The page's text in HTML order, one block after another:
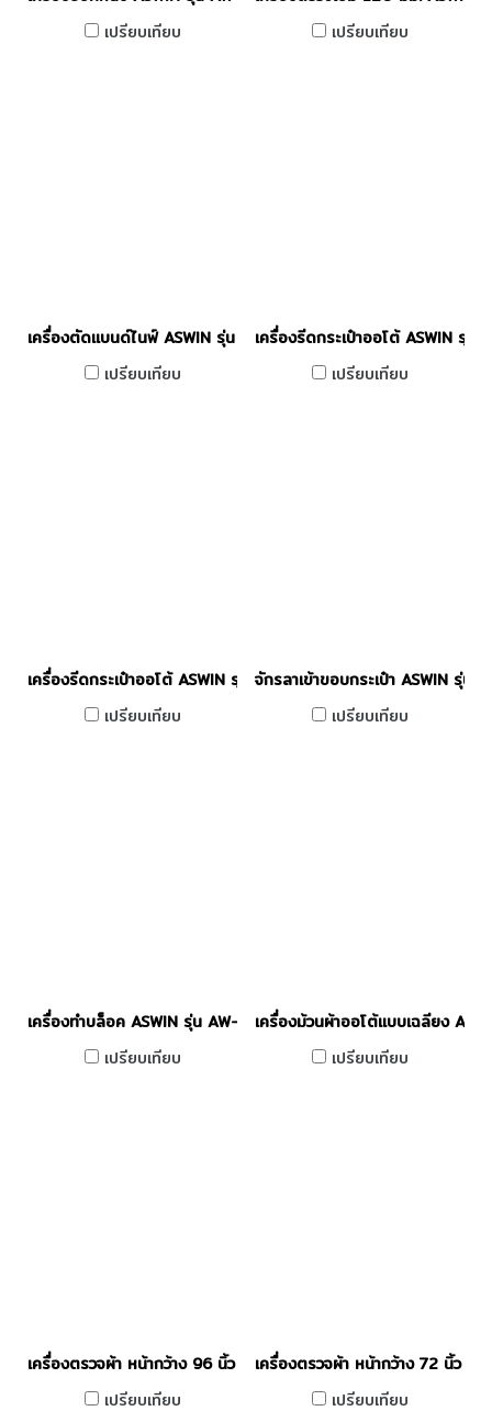
เปรียบเทียบ
เปรียบเทียบ
เครื่องตัดแบนด์ไนฟ์ ASWIN รุ่น AW-DCQ-900B
เปรียบเทียบ
เครื่องรีดกระเป๋าออโต้ ASWIN รุ่
เปรียบเทียบ
เครื่องรีดกระเป๋าออโต้ ASWIN รุ่น AW-DMG-001PT
เปรียบเทียบ
จักรลาเข้าขอบกระเป๋า ASWIN รุ่น
เปรียบเทียบ
เครื่องทำบล็อค ASWIN รุ่น AW-1212
เปรียบเทียบ
เครื่องม้วนผ้าออโต้แบบเฉลียง
เปรียบเทียบ
เครื่องตรวจผ้า หน้ากว้าง 96 นิ้ว ASWIN รุ่น AW-01-96
เปรียบเทียบ
เครื่องตรวจผ้า หน้ากว้าง 72 นิ้ว
เปรียบเทียบ